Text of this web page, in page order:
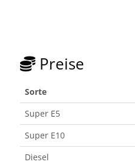
Preise
Sorte
Super E5
Super E10
Diesel